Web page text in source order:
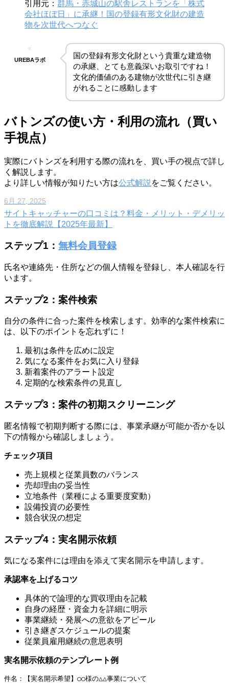
引用元： 群馬・赤城山の駅舎レストランを「株式
会社ほぼ日」に承継！国の登録有形文化財の建造
物を次世代へつなぐ
UREBAラボ
国の登録有形文化財という貴重な建造物
の承継、とても意義深いお取引ですね！
文化的価値のある建物が次世代に引き継
がれることに感動します
バトンズの使い方・利用の流れ（買い
手視点）
実際にバトンズを利用する際の流れを、買い手の視点で詳し
く解説します。
より詳しい情報が知りたい方は公式解説 をご覧ください。
6月 27, 2025
サイトキャッチャーの口コミは？料金・メリット・デメリッ
トを徹底解説【2025年最新】
ステップ1： 無料会員登録
氏名や連絡先・住所などの個人情報を登録し、本人確認を行
います。
ステップ2：案件検索
自分の条件に合った案件を検索します。効率的な案件検索に
は、以下のポイントを忘れずに！
最初は条件を広めに設定
気になる案件をお気に入り登録
新着案件のアラート設定
定期的な検索条件の見直し
ステップ3：案件の初期スクリーニング
匿名情報で初期判断する際には、事業承継が可能か否かを以
下の情報から確認しましょう。
チェック項目
売上規模と従業員数のバランス
売却理由の妥当性
立地条件（業種による重要度変動）
設備投資の必要性
競合状況の想定
ステップ4：実名開示依頼
気になる案件には理由を添えて実名開示を申請します。
承認率を上げるコツ
具体的で論理的な買収理由を記載
自身の経歴・資金力を詳細に明示
事業継続・発展への意欲をアピール
引き継ぎスケジュールの提案
従業員雇用継続の意思表明
実名開示依頼のテンプレート例
件名：【実名開示希望】○○様の△△事業について